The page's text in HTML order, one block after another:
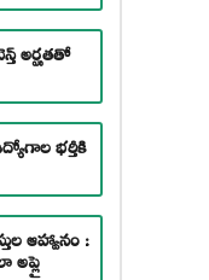
అర్హతతో
భర్తీకి
ఆహ్వానం :
అప్లై